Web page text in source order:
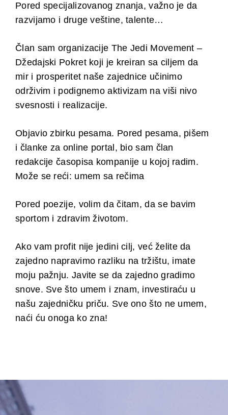
Pored specijalizovanog znanja, važno je da
razvijamo i druge veštine, talente…
Član sam organizacije The Jedi Movement –
Džedajski Pokret koji je kreiran sa ciljem da
mir i prosperitet naše zajednice učinimo
održivim i podignemo aktivizam na viši nivo
svesnosti i realizacije.
Objavio zbirku pesama. Pored pesama, pišem
i članke za online portal, bio sam član
redakcije časopisa kompanije u kojoj radim.
Može se reći: umem sa rečima
Pored poezije, volim da čitam, da se bavim
sportom i zdravim životom.
Ako vam profit nije jedini cilj, već želite da
zajedno napravimo razliku na tržištu, imate
moju pažnju. Javite se da zajedno gradimo
snove. Sve što umem i znam, investiraću u
našu zajedničku priču. Sve ono što ne umem,
naći ću onoga ko zna!